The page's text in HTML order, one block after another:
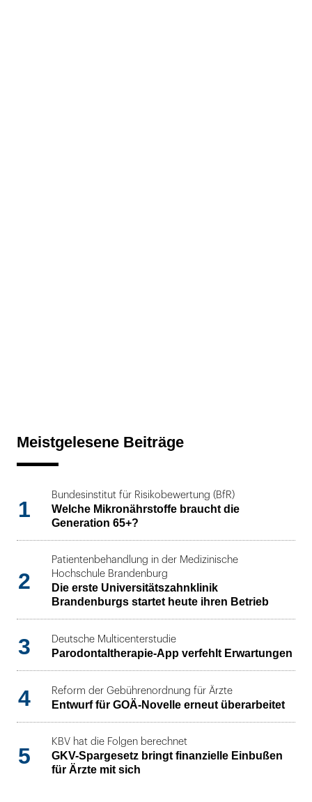
Meistgelesene Beiträge
1
Bundesinstitut für Risikobewertung (BfR)
Welche Mikronährstoffe braucht die
Generation 65+?
2
Patientenbehandlung in der Medizinische
Hochschule Brandenburg
Die erste Universitätszahnklinik
Brandenburgs startet heute ihren Betrieb
3 Deutsche Multicenterstudie
Parodontaltherapie-App verfehlt Erwartungen
4 Reform der Gebührenordnung für Ärzte
Entwurf für GOÄ-Novelle erneut überarbeitet
5
KBV hat die Folgen berechnet
GKV-Spargesetz bringt finanzielle Einbußen
für Ärzte mit sich